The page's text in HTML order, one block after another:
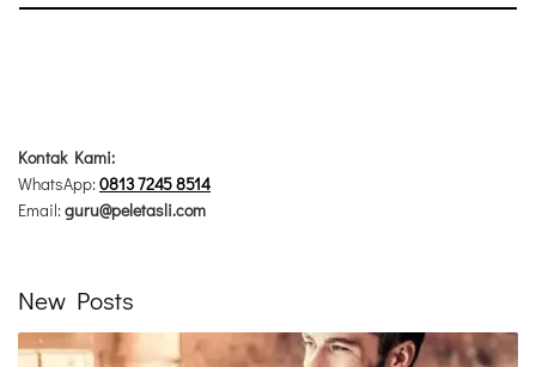
Kontak Kami:
WhatsApp:0813 7245 8514
Email:guru@peletasli.com
New Posts